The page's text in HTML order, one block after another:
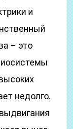
и
– это
недолго.